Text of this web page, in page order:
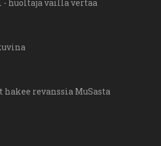
- huoltaja vailla vertaa
hakee revanssia MuSasta